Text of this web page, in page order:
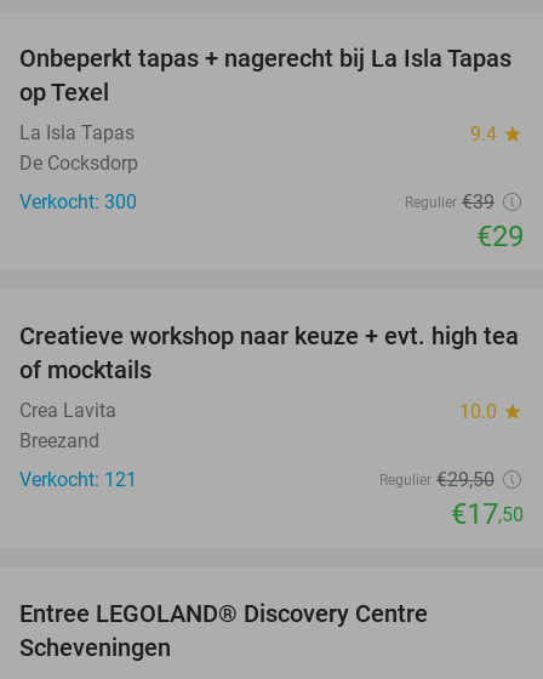
26%
Onbeperkt tapas + nagerecht bij La Isla Tapas
op Texel
La Isla Tapas 9.4 star
De Cocksdorp
Verkocht: 300
Regulier €39
€29
41%
Creatieve workshop naar keuze + evt. high tea
of mocktails
Crea Lavita 10.0 star
Breezand
Verkocht: 121
Regulier €29,50
€17,50
Entree LEGOLAND® Discovery Centre
Scheveningen